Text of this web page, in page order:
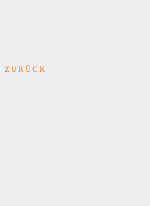
Z U R Ü C K